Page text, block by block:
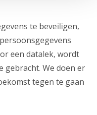
te beveiligen,
een datalek, wordt
gebracht. We doen er
tegen te gaan